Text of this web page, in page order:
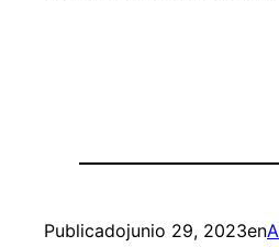
Publicadojunio 29, 2023en